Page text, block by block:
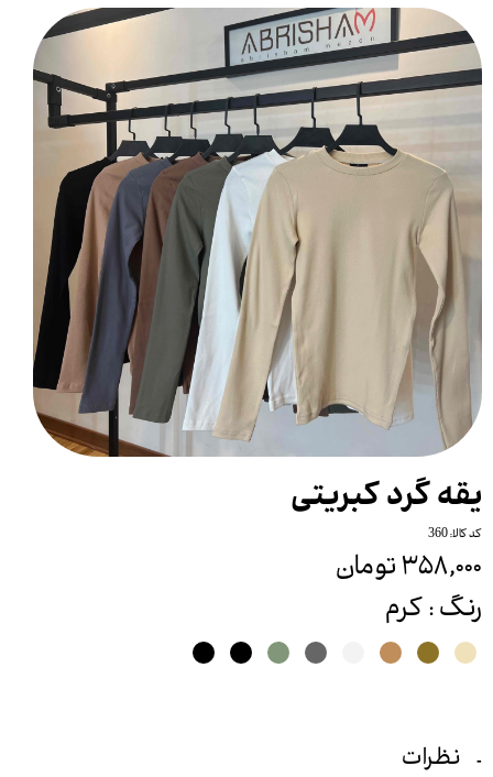
یقه گرد کبریتی
کد کالا: 360
۳۵۸,۰۰۰ تومان
رنگ: کرم
نظرات